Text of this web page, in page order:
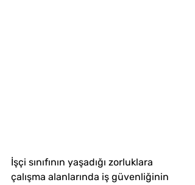
İşçi sınıfının yaşadığı zorluklara
çalışma alanlarında iş güvenliğinin